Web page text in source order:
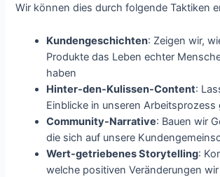
Wir können dies durch folgende Taktiken
Kundengeschichten: Zeigen wir,
Produkte das Leben echter
haben
Hinter-den-Kulissen-Content:
Einblicke in unseren Arbeitsprozess
Community-Narrative: Bauen wir
die sich auf unsere
Wert-getriebenes Storytelling:
welche positiven Veränderungen